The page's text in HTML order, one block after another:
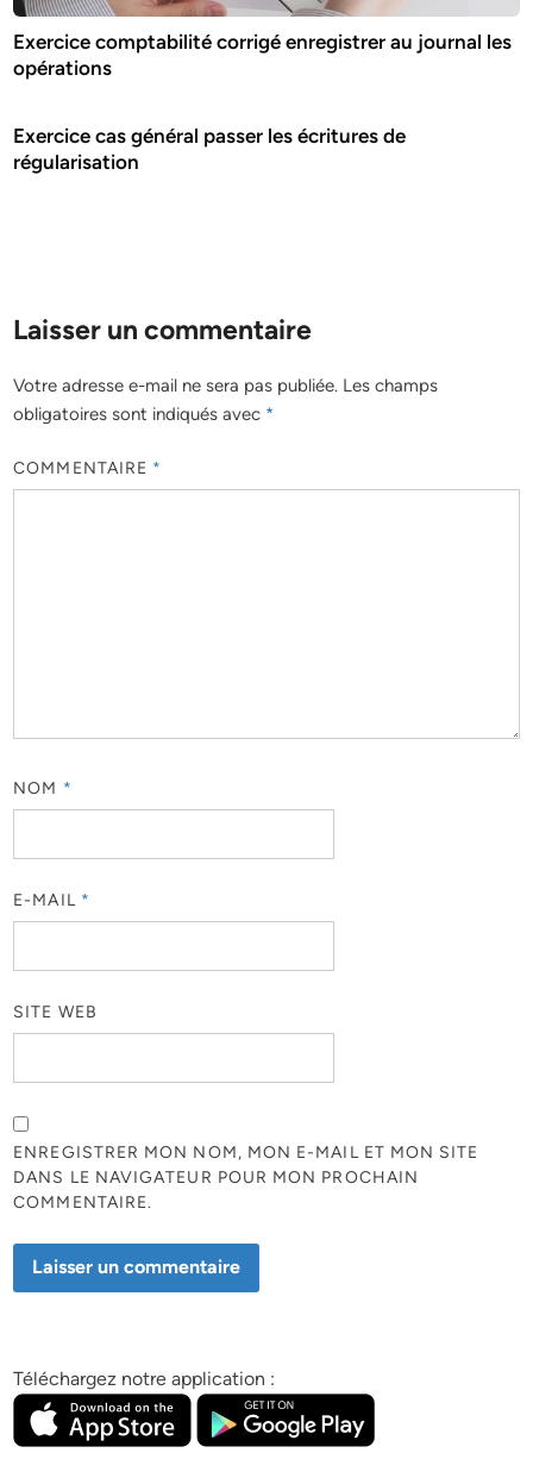
Exercice comptabilité corrigé enregistrer au journal les
opérations
Exercice cas général passer les écritures de
régularisation
Laisser un commentaire
Votre adresse e-mail ne sera pas publiée. Les champs
obligatoires sont indiqués avec *
COMMENTAIRE *
NOM *
E-MAIL *
SITE WEB
ENREGISTRER MON NOM, MON E-MAIL ET MON SITE
DANS LE NAVIGATEUR POUR MON PROCHAIN
COMMENTAIRE.
Téléchargez notre application :